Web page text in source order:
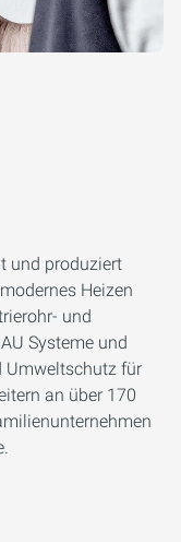
und produziert
Heizen
und
Systeme und
Umweltschutz für
an über 170